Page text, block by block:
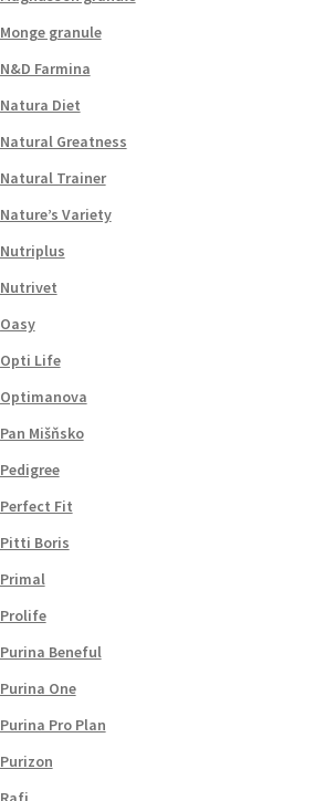
Monge granule
N&D Farmina
Natura Diet
Natural Greatness
Natural Trainer
Nature’s Variety
Nutriplus
Nutrivet
Oasy
Opti Life
Optimanova
Pan Mišňsko
Pedigree
Perfect Fit
Pitti Boris
Primal
Prolife
Purina Beneful
Purina One
Purina Pro Plan
Purizon